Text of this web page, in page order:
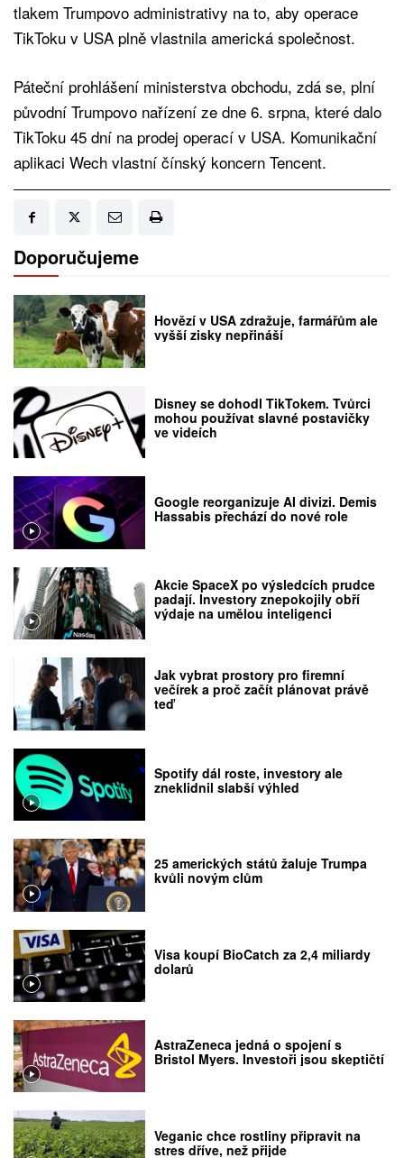
tlakem Trumpovo administrativy na to, aby operace
TikToku v USA plně vlastnila americká společnost.
Páteční prohlášení ministerstva obchodu, zdá se, plní
původní Trumpovo nařízení ze dne 6. srpna, které dalo
TikToku 45 dní na prodej operací v USA. Komunikační
aplikaci Wech vlastní čínský koncern Tencent.
Doporučujeme
Hovězí v USA zdražuje, farmářům ale
vyšší zisky nepřináší
Disney se dohodl TikTokem. Tvůrci
mohou používat slavné postavičky
ve videích
Google reorganizuje AI divizi. Demis
Hassabis přechází do nové role
Akcie SpaceX po výsledcích prudce
padají. Investory znepokojily obří
výdaje na umělou inteligenci
Jak vybrat prostory pro firemní
večírek a proč začít plánovat právě
teď
Spotify dál roste, investory ale
zneklidnil slabší výhled
25 amerických států žaluje Trumpa
kvůli novým clům
Visa koupí BioCatch za 2,4 miliardy
dolarů
AstraZeneca jedná o spojení s
Bristol Myers. Investoři jsou skeptičtí
Veganic chce rostliny připravit na
stres dříve, než přijde